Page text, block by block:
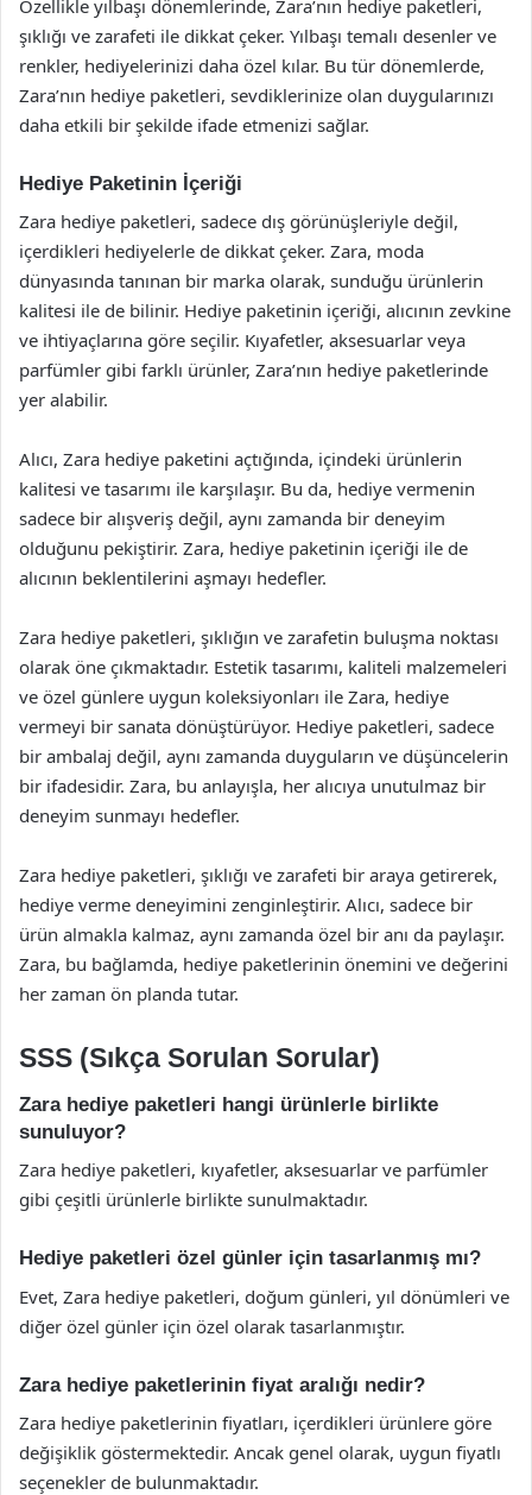
Özellikle yılbaşı dönemlerinde, Zara’nın hediye paketleri,
şıklığı ve zarafeti ile dikkat çeker. Yılbaşı temalı desenler ve
renkler, hediyelerinizi daha özel kılar. Bu tür dönemlerde,
Zara’nın hediye paketleri, sevdiklerinize olan duygularınızı
daha etkili bir şekilde ifade etmenizi sağlar.
Hediye Paketinin İçeriği
Zara hediye paketleri, sadece dış görünüşleriyle değil,
içerdikleri hediyelerle de dikkat çeker. Zara, moda
dünyasında tanınan bir marka olarak, sunduğu ürünlerin
kalitesi ile de bilinir. Hediye paketinin içeriği, alıcının zevkine
ve ihtiyaçlarına göre seçilir. Kıyafetler, aksesuarlar veya
parfümler gibi farklı ürünler, Zara’nın hediye paketlerinde
yer alabilir.
Alıcı, Zara hediye paketini açtığında, içindeki ürünlerin
kalitesi ve tasarımı ile karşılaşır. Bu da, hediye vermenin
sadece bir alışveriş değil, aynı zamanda bir deneyim
olduğunu pekiştirir. Zara, hediye paketinin içeriği ile de
alıcının beklentilerini aşmayı hedefler.
Zara hediye paketleri, şıklığın ve zarafetin buluşma noktası
olarak öne çıkmaktadır. Estetik tasarımı, kaliteli malzemeleri
ve özel günlere uygun koleksiyonları ile Zara, hediye
vermeyi bir sanata dönüştürüyor. Hediye paketleri, sadece
bir ambalaj değil, aynı zamanda duyguların ve düşüncelerin
bir ifadesidir. Zara, bu anlayışla, her alıcıya unutulmaz bir
deneyim sunmayı hedefler.
Zara hediye paketleri, şıklığı ve zarafeti bir araya getirerek,
hediye verme deneyimini zenginleştirir. Alıcı, sadece bir
ürün almakla kalmaz, aynı zamanda özel bir anı da paylaşır.
Zara, bu bağlamda, hediye paketlerinin önemini ve değerini
her zaman ön planda tutar.
SSS (Sıkça Sorulan Sorular)
Zara hediye paketleri hangi ürünlerle birlikte
sunuluyor?
Zara hediye paketleri, kıyafetler, aksesuarlar ve parfümler
gibi çeşitli ürünlerle birlikte sunulmaktadır.
Hediye paketleri özel günler için tasarlanmış mı?
Evet, Zara hediye paketleri, doğum günleri, yıl dönümleri ve
diğer özel günler için özel olarak tasarlanmıştır.
Zara hediye paketlerinin fiyat aralığı nedir?
Zara hediye paketlerinin fiyatları, içerdikleri ürünlere göre
değişiklik göstermektedir. Ancak genel olarak, uygun fiyatlı
seçenekler de bulunmaktadır.